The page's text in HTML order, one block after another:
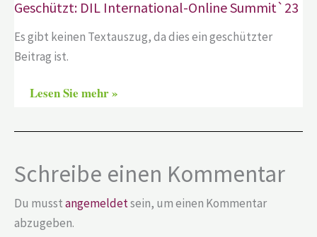
Geschützt: DIL International-Online Summit`23
Es gibt keinen Textauszug, da dies ein geschützter
Beitrag ist.
Lesen Sie mehr »
Schreibe einen Kommentar
Du musstangemeldetsein, um einen Kommentar
abzugeben.